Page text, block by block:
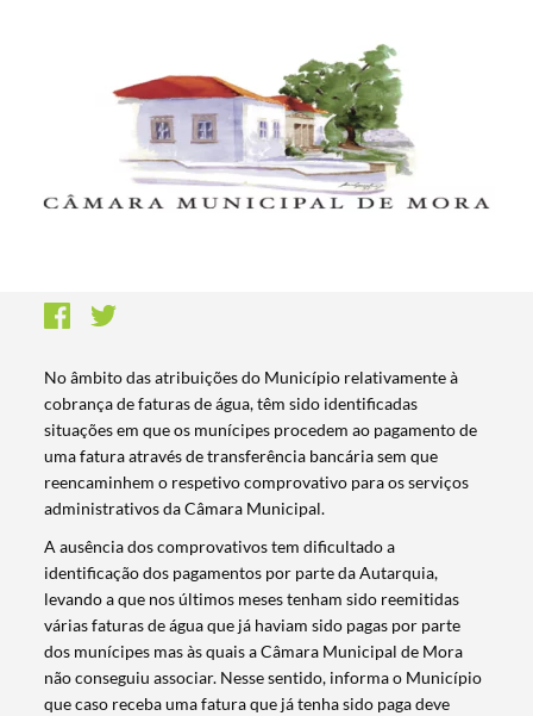
No âmbito das atribuições do Município relativamente à
cobrança de faturas de água, têm sido identificadas
situações em que os munícipes procedem ao pagamento de
uma fatura através de transferência bancária sem que
reencaminhem o respetivo comprovativo para os serviços
administrativos da Câmara Municipal.
A ausência dos comprovativos tem dificultado a
identificação dos pagamentos por parte da Autarquia,
levando a que nos últimos meses tenham sido reemitidas
várias faturas de água que já haviam sido pagas por parte
dos munícipes mas às quais a Câmara Municipal de Mora
não conseguiu associar. Nesse sentido, informa o Município
que caso receba uma fatura que já tenha sido paga deve